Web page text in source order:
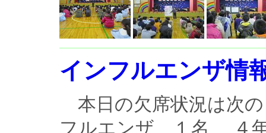
インフルエンザ情
本日の欠席状況は次
フルエンザ １名